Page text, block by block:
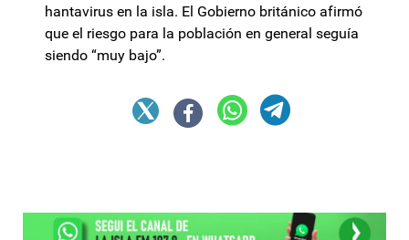
hantavirus en la isla. El Gobierno británico afirmó
que el riesgo para la población en general seguía
siendo “muy bajo”.